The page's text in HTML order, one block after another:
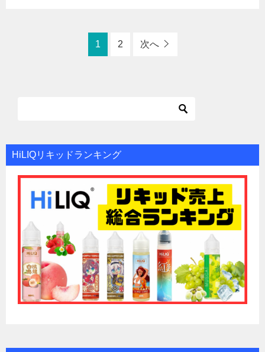
1 2 次へ
HiLIQリキッドランキング